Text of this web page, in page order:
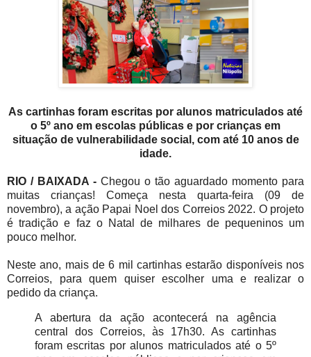
As cartinhas foram escritas por alunos matriculados até
o 5º ano em escolas públicas e por crianças em
situação de vulnerabilidade social, com até 10 anos de
idade.
RIO / BAIXADA - Chegou o tão aguardado momento para
muitas crianças! Começa nesta quarta-feira (09 de
novembro), a ação Papai Noel dos Correios 2022. O projeto
é tradição e faz o Natal de milhares de pequeninos um
pouco melhor.
Neste ano, mais de 6 mil cartinhas estarão disponíveis nos
Correios, para quem quiser escolher uma e realizar o
pedido da criança.
A abertura da ação acontecerá na agência
central dos Correios, às 17h30. As cartinhas
foram escritas por alunos matriculados até o 5º